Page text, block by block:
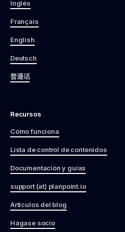
Inglés
Français
English
Deutsch
普通话
Recursos
Cómo funciona
Lista de control de contenidos
Documentación y guías
support (at) planpoint.io
Artículos del blog
Hágase socio